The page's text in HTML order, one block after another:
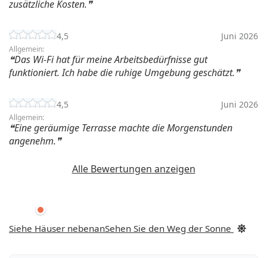
zusätzliche Kosten.
4,5 Juni 2026
Allgemein:
Das Wi-Fi hat für meine Arbeitsbedürfnisse gut
funktioniert. Ich habe die ruhige Umgebung geschätzt.
4,5 Juni 2026
Allgemein:
Eine geräumige Terrasse machte die Morgenstunden
angenehm.
Alle Bewertungen anzeigen
Siehe Häuser nebenanSehen Sie den Weg der Sonne